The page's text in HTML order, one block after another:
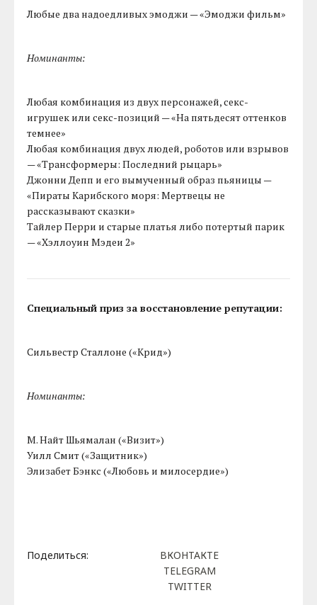
Любые два надоедливых эмоджи — «Эмоджи фильм»
Номинанты:
Любая комбинация из двух персонажей, секс-
игрушек или секс-позиций — «На пятьдесят оттенков
темнее»
Любая комбинация двух людей, роботов или взрывов
— «Трансформеры: Последний рыцарь»
Джонни Депп и его вымученный образ пьяницы —
«Пираты Карибского моря: Мертвецы не
рассказывают сказки»
Тайлер Перри и старые платья либо потертый парик
— «Хэллоуин Мэдеи 2»
Специальный приз за восстановление репутации:
Сильвестр Сталлоне («Крид»)
Номинанты:
М. Найт Шьямалан («Визит»)
Уилл Смит («Защитник»)
Элизабет Бэнкс («Любовь и милосердие»)
Поделиться:
ВКОНТАКТЕ
TELEGRAM
TWITTER